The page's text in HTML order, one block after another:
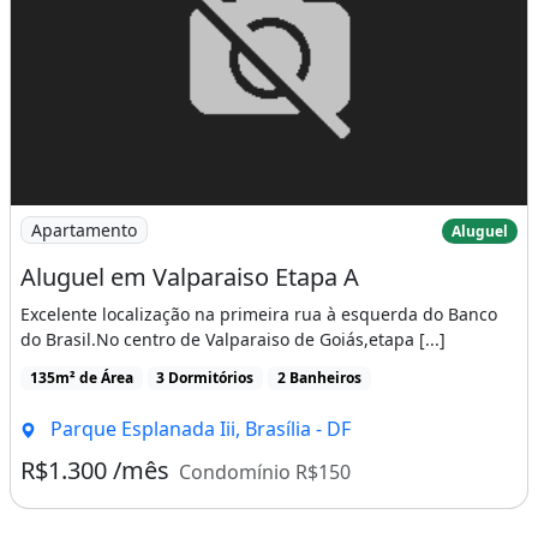
Imagem: Aluguel em Valparaiso Etapa A
Apartamento Aluguel
Aluguel em Valparaiso Etapa A
Excelente localização na primeira rua à esquerda do Banco
do Brasil.No centro de Valparaiso de Goiás,etapa [...]
135m² de Área 3 Dormitórios 2 Banheiros
Parque Esplanada Iii, Brasília - DF
R$1.300 /mês Condomínio R$150